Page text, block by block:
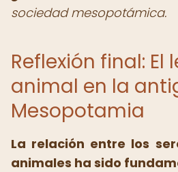
sociedad mesopotámica.
Reflexión final: El
animal en la
Mesopotamia
La relación entre los
animales ha sido